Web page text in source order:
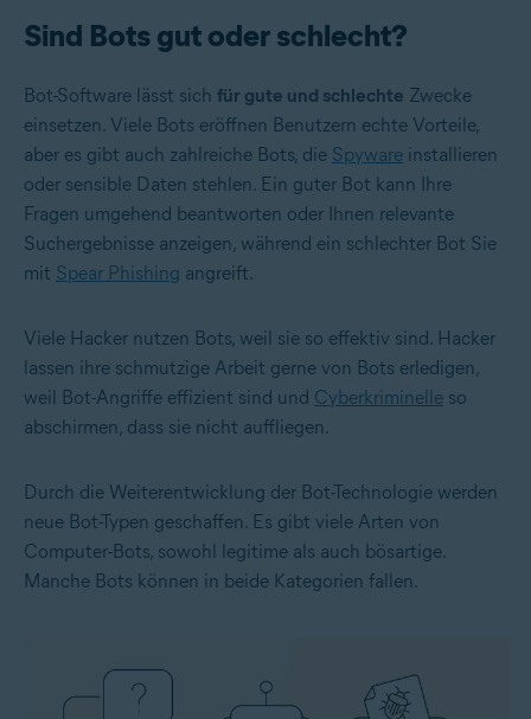
Sind Bots gut oder schlecht?
Bot-Software lässt sich für gute und schlechte Zwecke
einsetzen. Viele Bots eröffnen Benutzern echte Vorteile,
aber es gibt auch zahlreiche Bots, die Spyware installieren
oder sensible Daten stehlen. Ein guter Bot kann Ihre
Fragen umgehend beantworten oder Ihnen relevante
Suchergebnisse anzeigen, während ein schlechter Bot Sie
mit Spear Phishing angreift.
Viele Hacker nutzen Bots, weil sie so effektiv sind. Hacker
lassen ihre schmutzige Arbeit gerne von Bots erledigen,
weil Bot-Angriffe effizient sind und Cyberkriminelle so
abschirmen, dass sie nicht auffliegen.
Durch die Weiterentwicklung der Bot-Technologie werden
neue Bot-Typen geschaffen. Es gibt viele Arten von
Computer-Bots, sowohl legitime als auch bösartige.
Manche Bots können in beide Kategorien fallen.